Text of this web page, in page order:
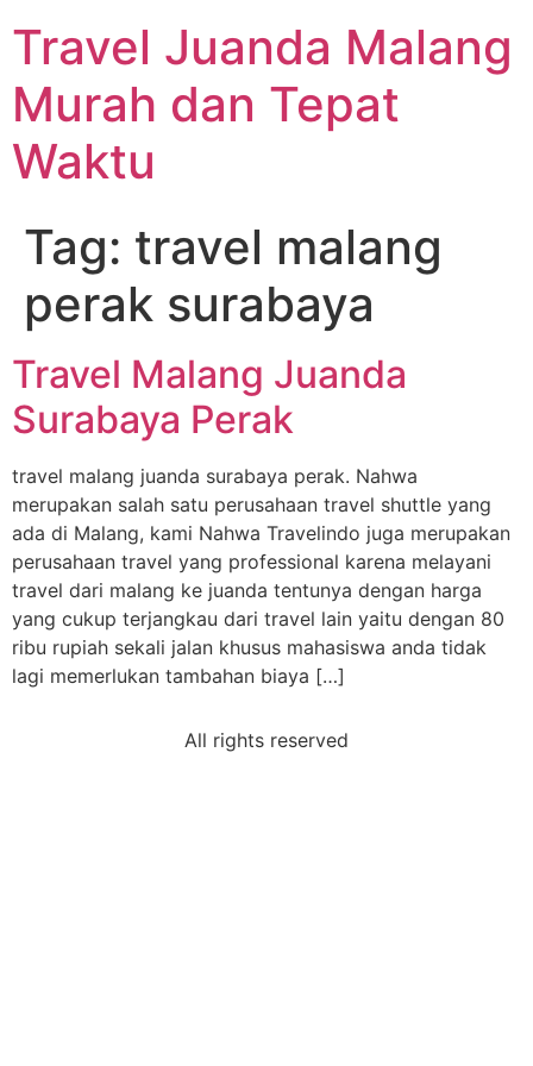
Travel Juanda Malang
Murah dan Tepat
Waktu
Tag: travel malang
perak surabaya
Travel Malang Juanda
Surabaya Perak
travel malang juanda surabaya perak. Nahwa
merupakan salah satu perusahaan travel shuttle yang
ada di Malang, kami Nahwa Travelindo juga merupakan
perusahaan travel yang professional karena melayani
travel dari malang ke juanda tentunya dengan harga
yang cukup terjangkau dari travel lain yaitu dengan 80
ribu rupiah sekali jalan khusus mahasiswa anda tidak
lagi memerlukan tambahan biaya […]
All rights reserved